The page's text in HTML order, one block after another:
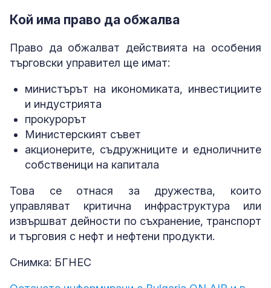
Кой има право да обжалва
Право да обжалват действията на особения
търговски управител ще имат:
министърът на икономиката, инвестициите
и индустрията
прокурорът
Министерският съвет
акционерите, съдружниците и едноличните
собственици на капитала
Това се отнася за дружества, които
управляват критична инфраструктура или
извършват дейности по съхранение, транспорт
и търговия с нефт и нефтени продукти.
Снимка: БГНЕС